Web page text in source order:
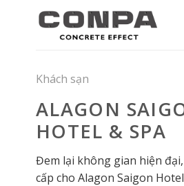
Khách sạn
ALAGON
HOTEL & SPA
Đem lại không gian hiện
cấp cho Alagon Saigon